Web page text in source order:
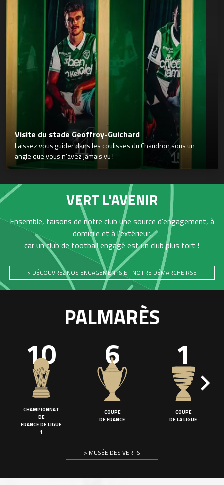
Visite du stade Geoffroy-Guichard
Laissez vous guider dans les coulisses du Chaudron sous un
angle que vous n’avez jamais vu !
VERT L'AVENIR
Ensemble, faisons de notre club une source d'engagement, à
domicile et à l'extérieur,
car un club de football engagé est un club plus fort !
> DÉCOUVREZ NOS ENGAGEMENTS ET NOTRE DÉMARCHE RSE
PALMARÈS
10
CHAMPIONNAT
DE
FRANCE DE LIGUE
1
6
COUPE
DE FRANCE
1
COUPE
DE LA LIGUE
> MUSÉE DES VERTS